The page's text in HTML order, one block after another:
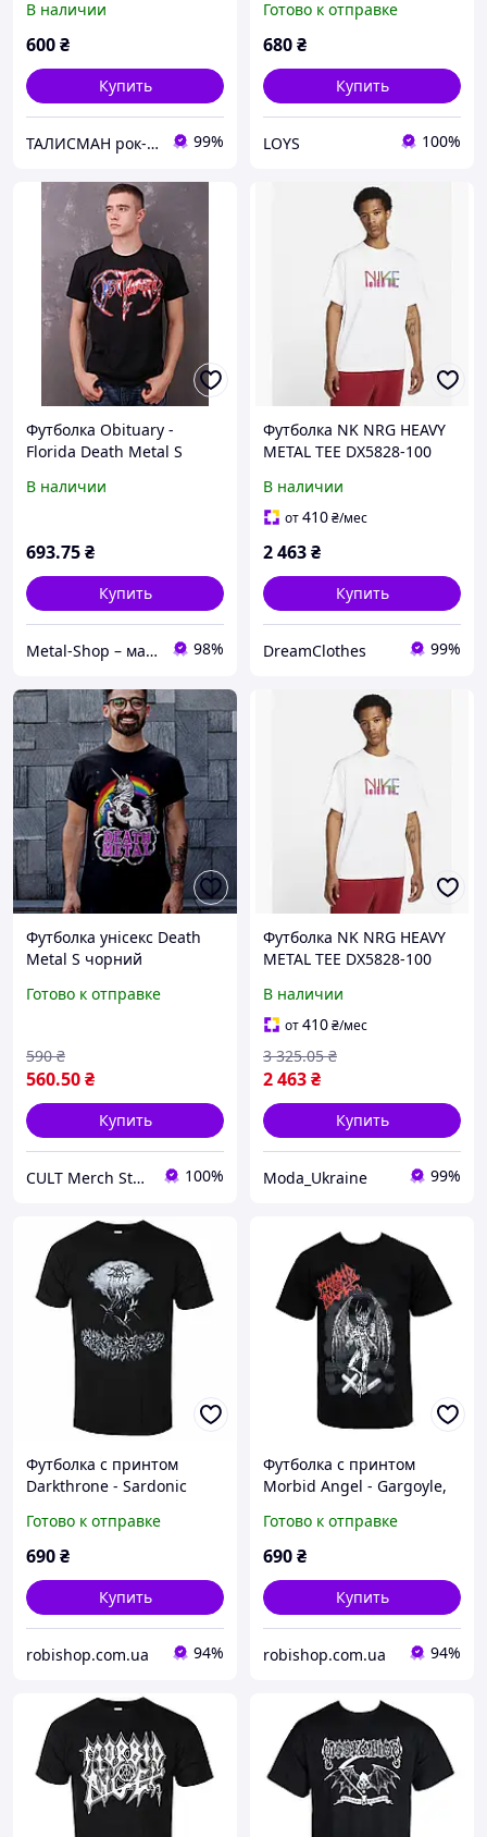
В наличии
600₴
Купить
ТАЛИСМАН рок-магазин 99%
Готово к отправке
680₴
Купить
LOYS 100%
Футболка Obituary -
Florida Death Metal S
В наличии
693.75₴
Купить
Metal-Shop – магазин рок-музики, одягу та атрибутики 98%
Футболка NK NRG HEAVY
METAL TEE DX5828-100
В наличии
от410₴/мес
2 463₴
Купить
DreamClothes 99%
Футболка унісекс Death
Metal S чорний
Готово к отправке
560.50₴
590 ₴
Купить
CULT Merch Store 100%
Футболка NK NRG HEAVY
METAL TEE DX5828-100
В наличии
от410₴/мес
2 463₴
3 325.05 ₴
Купить
Moda_Ukraine 99%
Футболка с принтом
Darkthrone - Sardonic
Готово к отправке
690₴
Купить
robishop.com.ua 94%
Футболка с принтом
Morbid Angel - Gargoyle,
Готово к отправке
690₴
Купить
robishop.com.ua 94%